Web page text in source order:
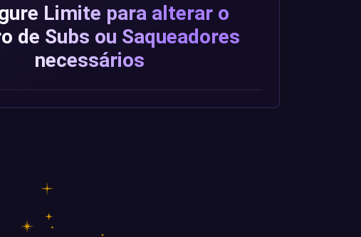
Limite para alterar o
de Subs ou Saqueadores
necessários